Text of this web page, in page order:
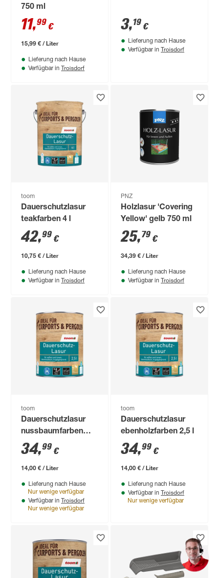
750 ml
11,99 €
15,99 € / Liter
Lieferung nach Hause
Verfügbar in Troisdorf
3,19 €
Lieferung nach Hause
Verfügbar in Troisdorf
toom
Dauerschutzlasur
teakfarben 4 l
42,99 €
10,75 € / Liter
Lieferung nach Hause
Verfügbar in Troisdorf
PNZ
Holzlasur 'Covering
Yellow' gelb 750 ml
25,79 €
34,39 € / Liter
Lieferung nach Hause
Verfügbar in Troisdorf
toom
Dauerschutzlasur
nussbaumfarben
dunkel 2,5 l
34,99 €
14,00 € / Liter
Lieferung nach Hause
Nur wenige verfügbar
Verfügbar in Troisdorf
Nur wenige verfügbar
toom
Dauerschutzlasur
ebenholzfarben 2,5 l
34,99 €
14,00 € / Liter
Lieferung nach Hause
Verfügbar in Troisdorf
Nur wenige verfügbar